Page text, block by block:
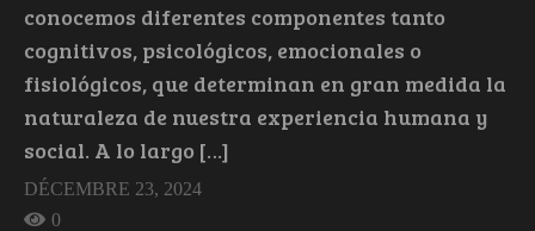
conocemos diferentes componentes tanto
cognitivos, psicológicos, emocionales o
fisiológicos, que determinan en gran medida la
naturaleza de nuestra experiencia humana y
social. A lo largo […]
DÉCEMBRE 23, 2024
0